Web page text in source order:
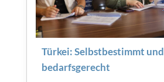
Türkei: Selbstbestimmt und
bedarfsgerecht